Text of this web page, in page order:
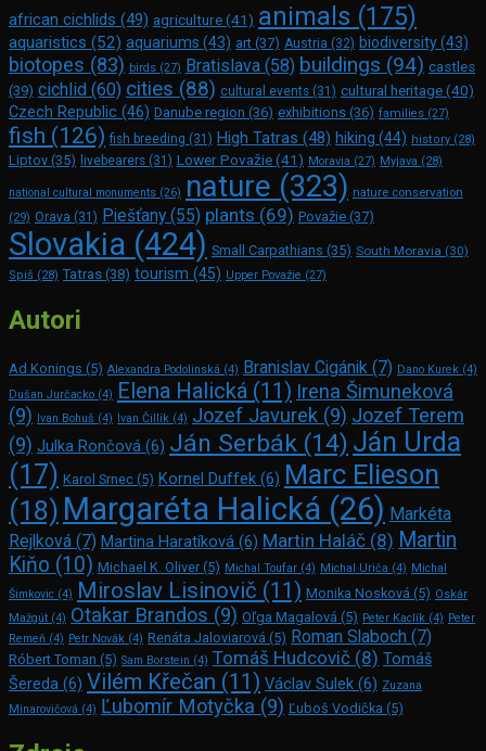
african cichlids (49) agriculture(41) animals (175)
aquaristics (52) aquariums (43) art (37) Austria (32) biodiversity(43)
biotopes (83) birds (27) Bratislava (58) buildings (94) castles
(39) cichlid (60) cities (88) cultural events (31) cultural heritage (40)
Czech Republic (46) Danube region (36) exhibitions (36) families (27)
fish (126) fish breeding (31) High Tatras (48) hiking (44) history (28)
Liptov (35) livebearers (31) Lower Považie(41) Moravia (27) Myjava (28)
national cultural monuments (26) nature (323) nature conservation
(29) Orava (31) Piešťany (55) plants (69) Považie (37)
Slovakia (424) Small Carpathians (35) South Moravia (30)
Spiš (28) Tatras (38) tourism (45) Upper Považie (27)
Autori
Ad Konings (5) Alexandra Podolinská (4) Branislav Cigánik (7) Dano Kurek (4)
Dušan Jurčacko (4) Elena Halická (11) Irena Šimuneková
(9) Ivan Bohuš (4) Ivan Čillík (4) Jozef Javurek (9) Jozef Terem
(9) Julka Rončová (6) Ján Serbák (14) Ján Urda
(17) Karol Srnec (5) Kornel Duffek (6) Marc Elie­son
(18) Margaréta Halická (26) Markéta
Rejlková (7) Martina Haratíková (6) Martin Haláč (8) Martin
Kiňo (10) Michael K. Oliver (5) Michal Toufar (4) Michal Uriča (4) Michal
Šimkovic (4) Miroslav Lisinovič (11) Monika Nosková (5) Oskár
Mažgút (4) Otakar Brandos (9) Oľga Magalová (5) Peter Kaclík (4) Peter
Remeň (4) Petr Novák (4) Renáta Jaloviarová (5) Roman Slaboch (7)
Róbert Toman (5) Sam Bors­tein (4) Tomáš Hudcovič (8) Tomáš
Šereda (6) Vilém Křečan (11) Václav Sulek (6) Zuzana
Minarovičová (4) Ľubomír Motyčka (9) Ľuboš Vodička (5)